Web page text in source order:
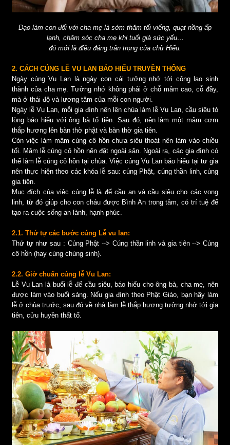
Đạo làm con đối với cha mẹ là sớm thăm tối viếng, quạt nồng ấp
lạnh, chăm sóc cha mẹ khi tuổi già sức yếu…
đó mới là điều đáng trân trọng của chữ Hiếu.
2. CÁCH CÚNG LỄ VU LAN BÁO HIẾU TRUYỀN THỐNG
Ngày cúng Vu Lan là ngày con cái tưởng nhớ tới công lao sinh
thành của cha mẹ. Tưởng nhớ không phải ở chỗ mâm cao, cỗ đầy,
mà ở thái độ và lương tâm của mỗi con người.
Ngày lễ Vu Lan, mỗi gia đình nên lên chùa làm lễ Vu Lan, cầu siêu tỏ
lòng báo hiếu với ông bà tổ tiên. Sau đó, nên làm một mâm cơm
thắp hương lên bàn thờ phật và bàn thờ gia tiên.
Còn việc làm mâm cúng cô hồn chưa siêu thoát nên làm vào chiều
tối. Mâm lễ cúng cô hồn nên đặt ngoài sân. Ngoài ra, các gia đình có
thể làm lễ cúng cô hồn tại chùa. Việc cúng Vu Lan báo hiếu tại tư gia
nên thực hiện theo các khóa lễ sau: cúng Phật, cúng thần linh, cúng
gia tiên.
Mục đích của việc cúng lễ là để cầu an và cầu siêu cho các vong
linh, từ đó giúp cho con cháu được Bình An trong tâm, có trí tuệ để
tạo ra cuộc sống an lành, hạnh phúc.
2.1. Thứ tự các bước cúng Lễ vu lan:
Thứ tự như sau : Cúng Phật --> Cúng thần linh và gia tiên --> Cúng
cô hồn (hay cúng chúng sinh).
2.2. Giờ chuẩn cúng lễ Vu Lan:
Lễ Vu Lan là buổi lễ để cầu siêu, báo hiếu cho ông bà, cha mẹ, nên
được làm vào buổi sáng. Nếu gia đình theo Phật Giáo, bạn hãy làm
lễ ở chùa trước, sau đó về nhà làm lễ thắp hương tưởng nhớ tới gia
tiên, cửu huyền thất tổ.